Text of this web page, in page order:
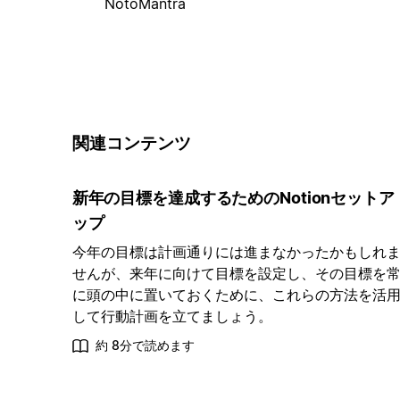
関連コンテンツ
新年の目標を達成するためのNotionセットア
ップ
今年の目標は計画通りには進まなかったかもしれま
せんが、来年に向けて目標を設定し、その目標を常
に頭の中に置いておくために、これらの方法を活用
して行動計画を立てましょう。
約 8分で読めます